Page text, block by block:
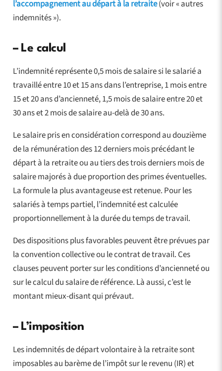
l’accompagnement au départ à la retraite(voir « autres
indemnités »).
– Le calcul
L’indemnité représente 0,5 mois de salaire si le salarié a
travaillé entre 10 et 15 ans dans l’entreprise, 1 mois entre
15 et 20 ans d’ancienneté, 1,5 mois de salaire entre 20 et
30 ans et 2 mois de salaire au-delà de 30 ans.
Le salaire pris en considération correspond au douzième
de la rémunération des 12 derniers mois précédant le
départ à la retraite ou au tiers des trois derniers mois de
salaire majorés à due proportion des primes éventuelles.
La formule la plus avantageuse est retenue. Pour les
salariés à temps partiel, l’indemnité est calculée
proportionnellement à la durée du temps de travail.
Des dispositions plus favorables peuvent être prévues par
la convention collective ou le contrat de travail. Ces
clauses peuvent porter sur les conditions d’ancienneté ou
sur le calcul du salaire de référence. Là aussi, c’est le
montant mieux-disant qui prévaut.
– L’imposition
Les indemnités de départ volontaire à la retraite sont
imposables au barème de l’impôt sur le revenu (IR) et